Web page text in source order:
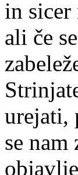
in sicer
ali če
urejati,
se